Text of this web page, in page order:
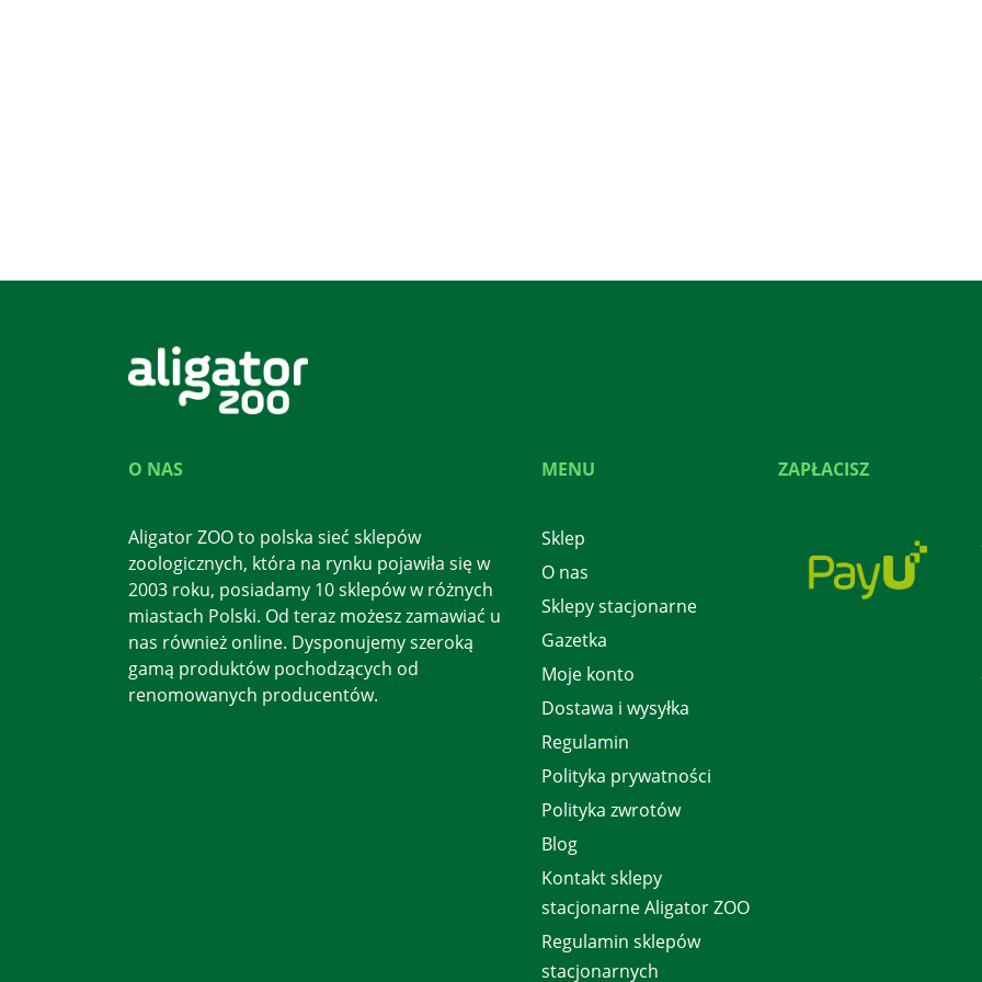
O NAS
Aligator ZOO to polska sieć sklepów
zoologicznych, która na rynku pojawiła się w
2003 roku, posiadamy 10 sklepów w różnych
miastach Polski. Od teraz możesz zamawiać u
nas również online. Dysponujemy szeroką
gamą produktów pochodzących od
renomowanych producentów.
MENU
Sklep
O nas
Sklepy stacjonarne
Gazetka
Moje konto
Dostawa i wysyłka
Regulamin
Polityka prywatności
Polityka zwrotów
Blog
Kontakt sklepy
stacjonarne Aligator ZOO
Regulamin sklepów
stacjonarnych
ZAPŁACISZ